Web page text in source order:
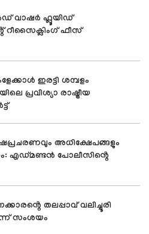
വാഷർ ഫ്ലൂയിഡ്
റീസൈക്ലിംഗ് ഫീസ്
ഇരട്ടി ശമ്പളം
പ്രവിശ്യാ രാഷ്ട്രീയ
അധിക്ഷേപങ്ങളും
എഡ്മണ്ടൻ പോലീസിൻ്റെ
തലപ്പാവ് വലിച്ചൂരി
സംശയം